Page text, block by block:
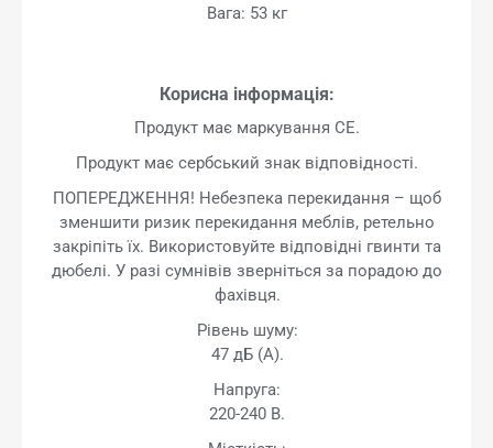
Вага: 53 кг
Корисна інформація:
Продукт має маркування CE.
Продукт має сербський знак відповідності.
ПОПЕРЕДЖЕННЯ! Небезпека перекидання – щоб
зменшити ризик перекидання меблів, ретельно
закріпіть їх. Використовуйте відповідні гвинти та
дюбелі. У разі сумнівів зверніться за порадою до
фахівця.
Рівень шуму:
47 дБ (А).
Напруга:
220-240 В.